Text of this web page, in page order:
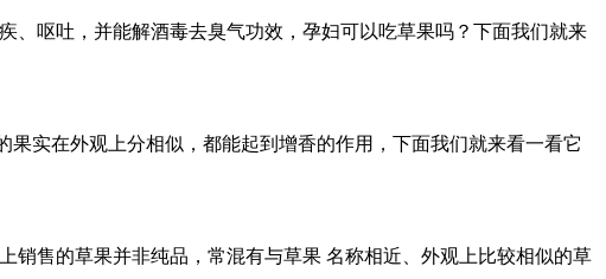
、呕吐，并能解酒毒去臭气功效，孕妇可以吃草果吗？下面我们就来
实在外观上分相似，都能起到增香的作用，下面我们就来看一看它
销售的草果并非纯品，常混有与草果 名称相近、外观上比较相似的草